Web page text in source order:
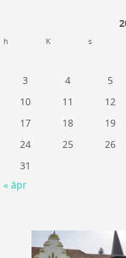
h K s
3
4 5
10
11 12
17
18 19
24
25 26
31
« ápr